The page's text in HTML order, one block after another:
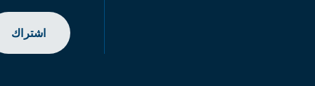
اشتراك